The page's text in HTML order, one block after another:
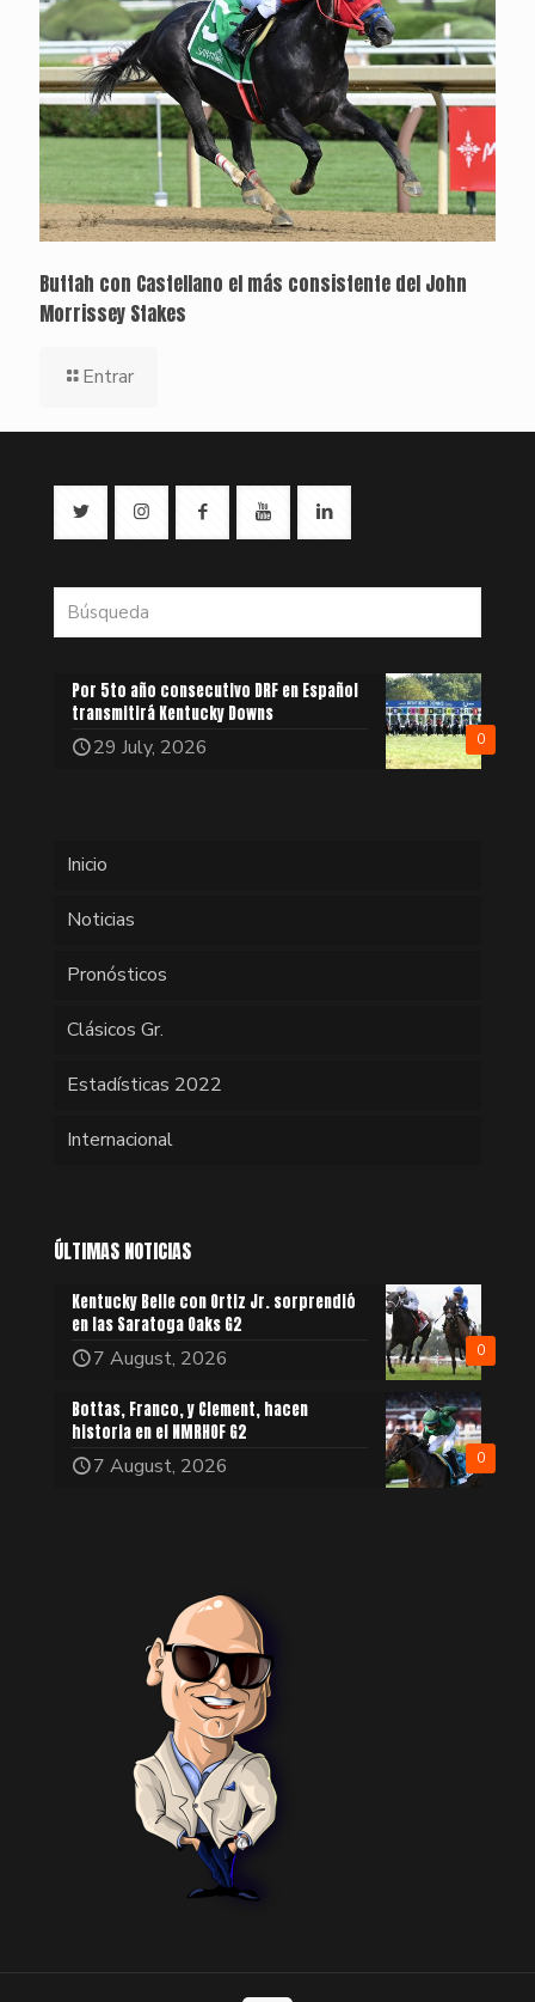
Buttah con Castellano el más consistente del John
Morrissey Stakes
Entrar
0
Por 5to año consecutivo DRF en Español
transmitirá Kentucky Downs
29 July, 2026
Inicio
Noticias
Pronósticos
Clásicos Gr.
Estadísticas 2022
Internacional
ÚLTIMAS NOTICIAS
0
Kentucky Belle con Ortiz Jr. sorprendió
en las Saratoga Oaks G2
7 August, 2026
0
Bottas, Franco, y Clement, hacen
historia en el NMRHOF G2
7 August, 2026